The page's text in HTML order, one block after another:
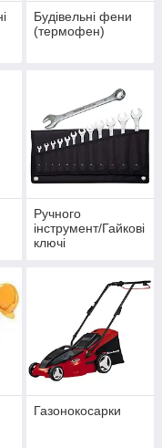
Будівельні фени
(термофен)
Ручного
інструмент/Гайкові
ключі
Газонокосарки